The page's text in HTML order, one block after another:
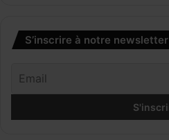
S’inscrire à notre newsletter